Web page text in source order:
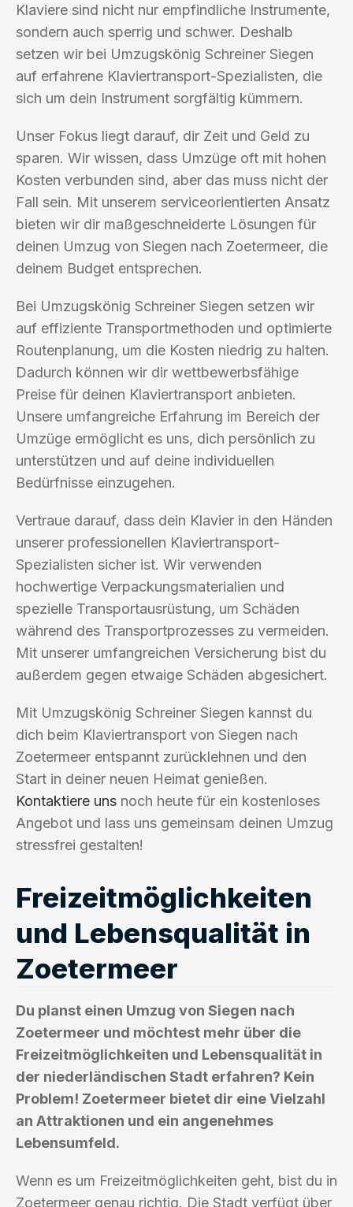
Klaviere sind nicht nur empfindliche Instrumente,
sondern auch sperrig und schwer. Deshalb
setzen wir bei Umzugskönig Schreiner Siegen
auf erfahrene Klaviertransport-Spezialisten, die
sich um dein Instrument sorgfältig kümmern.
Unser Fokus liegt darauf, dir Zeit und Geld zu
sparen. Wir wissen, dass Umzüge oft mit hohen
Kosten verbunden sind, aber das muss nicht der
Fall sein. Mit unserem serviceorientierten Ansatz
bieten wir dir maßgeschneiderte Lösungen für
deinen Umzug von Siegen nach Zoetermeer, die
deinem Budget entsprechen.
Bei Umzugskönig Schreiner Siegen setzen wir
auf effiziente Transportmethoden und optimierte
Routenplanung, um die Kosten niedrig zu halten.
Dadurch können wir dir wettbewerbsfähige
Preise für deinen Klaviertransport anbieten.
Unsere umfangreiche Erfahrung im Bereich der
Umzüge ermöglicht es uns, dich persönlich zu
unterstützen und auf deine individuellen
Bedürfnisse einzugehen.
Vertraue darauf, dass dein Klavier in den Händen
unserer professionellen Klaviertransport-
Spezialisten sicher ist. Wir verwenden
hochwertige Verpackungsmaterialien und
spezielle Transportausrüstung, um Schäden
während des Transportprozesses zu vermeiden.
Mit unserer umfangreichen Versicherung bist du
außerdem gegen etwaige Schäden abgesichert.
Mit Umzugskönig Schreiner Siegen kannst du
dich beim Klaviertransport von Siegen nach
Zoetermeer entspannt zurücklehnen und den
Start in deiner neuen Heimat genießen.
Kontaktiere uns noch heute für ein kostenloses
Angebot und lass uns gemeinsam deinen Umzug
stressfrei gestalten!
Freizeitmöglichkeiten
und Lebensqualität in
Zoetermeer
Du planst einen Umzug von Siegen nach
Zoetermeer und möchtest mehr über die
Freizeitmöglichkeiten und Lebensqualität in
der niederländischen Stadt erfahren? Kein
Problem! Zoetermeer bietet dir eine Vielzahl
an Attraktionen und ein angenehmes
Lebensumfeld.
Wenn es um Freizeitmöglichkeiten geht, bist du in
Zoetermeer genau richtig. Die Stadt verfügt über